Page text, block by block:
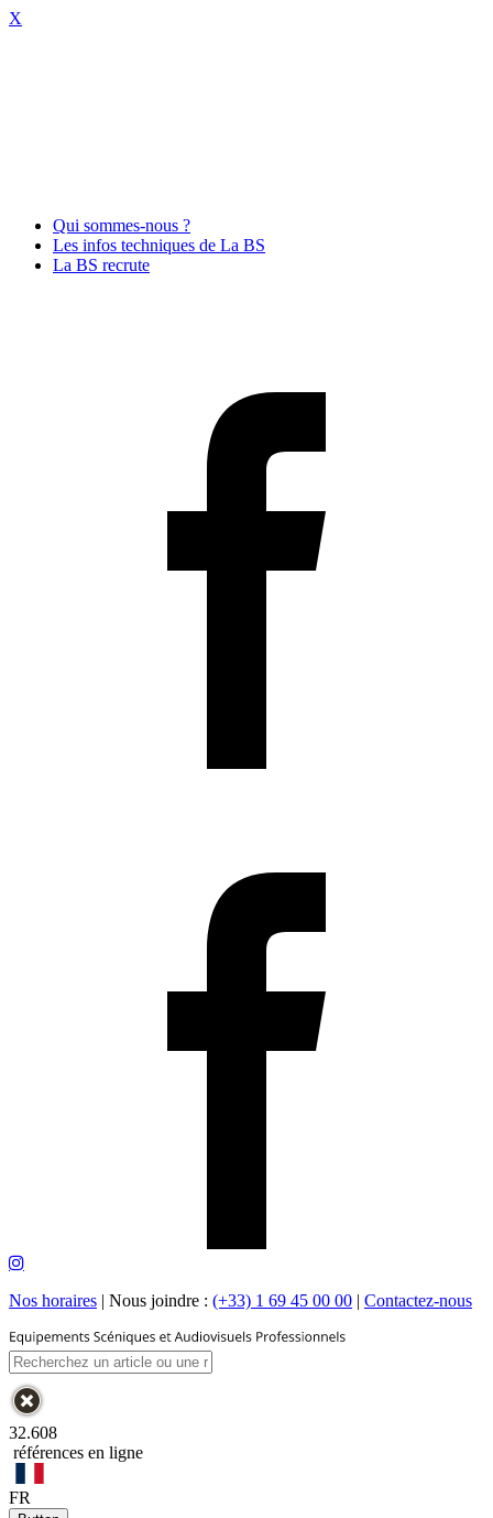
X
Qui sommes-nous ?
Les infos techniques de La BS
La BS recrute
Nos horaires | Nous joindre : (+33) 1 69 45 00 00 | Contactez-nous
32.608
références en ligne
FR